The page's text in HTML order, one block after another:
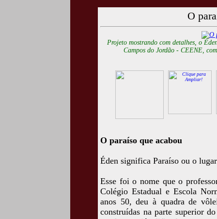
O
Projeto mostrando com detalhes, o
Campos do Jordão - CEENE,
O paraíso que acabou
Éden significa Paraíso ou o
Esse foi o nome que o
Colégio Estadual e Escola
anos 50, deu à quadra de
construídas na parte superior